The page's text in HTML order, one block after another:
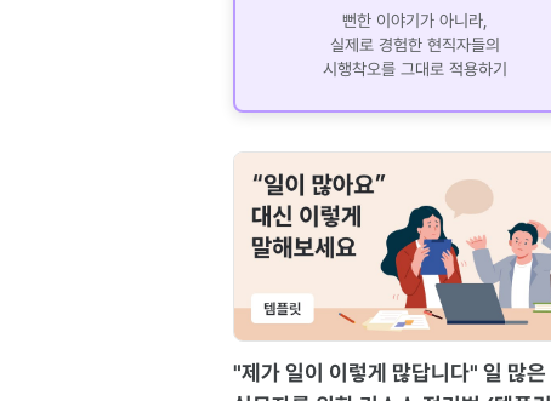
뻔한 이야기가 아니라,
실제로 경험한 현직자들의
시행착오를 그대로 적용하기
"제가 일이 이렇게 많답니다" 일 많은